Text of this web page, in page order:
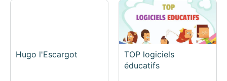
Hugo l'Escargot
TOP logiciels
éducatifs